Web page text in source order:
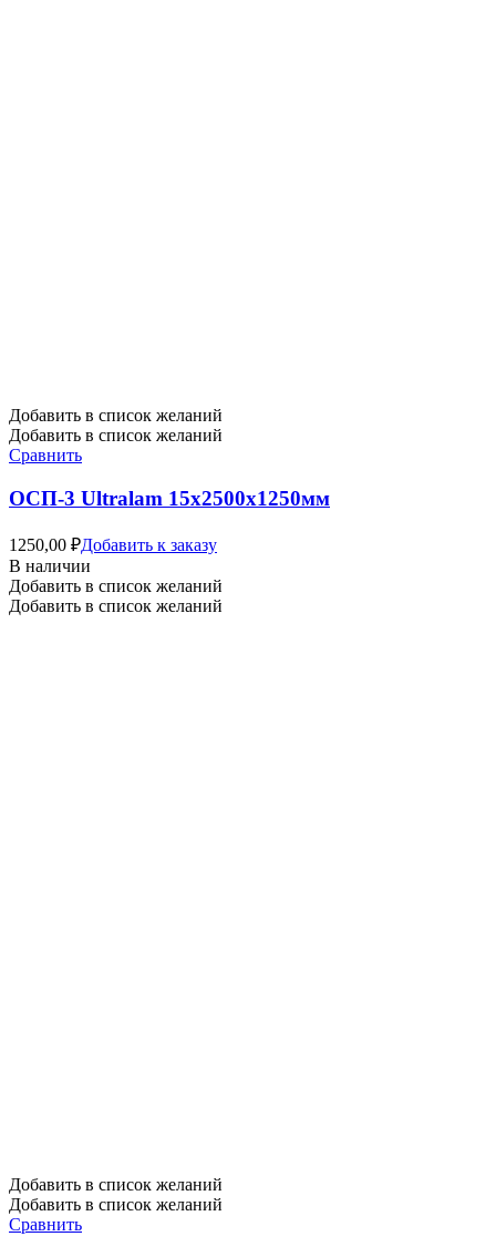
Добавить в список желаний
Добавить в список желаний
Сравнить
ОСП-3 Ultralam 15х2500х1250мм
1250,00 ₽Добавить к заказу
В наличии
Добавить в список желаний
Добавить в список желаний
Добавить в список желаний
Добавить в список желаний
Сравнить